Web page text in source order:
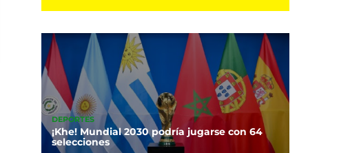
DEPORTES
¡Khe! Mundial 2030 podría jugarse con 64
selecciones